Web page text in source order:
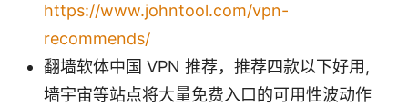
https://www.johntool.com/vpn-
recommends/
翻墙软体中国 VPN 推荐，推荐四款以下好用,
墙宇宙等站点将大量免费入口的可用性波动作